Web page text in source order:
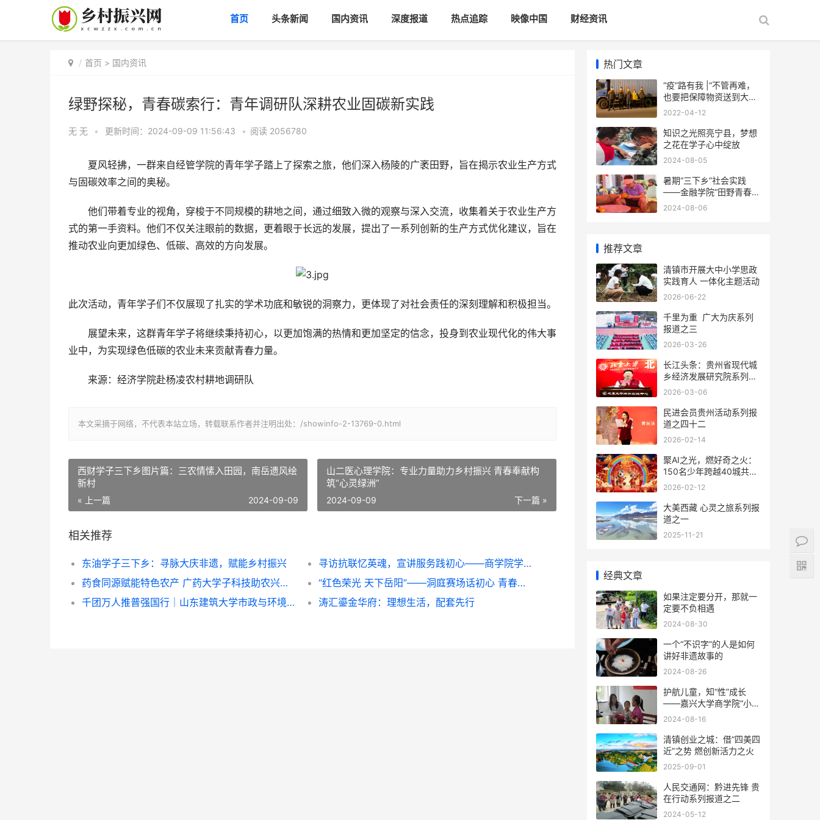
首页 头条新闻 国内资讯 深度报道 热点追踪 映像中国 财经资讯
首页 > 国内资讯
绿野探秘，青春碳索行：青年调研队深耕农业固碳新实践
无 无 • 更新时间：2024-09-09 11:56:43 • 阅读 2056780
夏风轻拂，一群来自经管学院的青年学子踏上了探索之旅，他们深入杨陵的广袤田野，旨在揭示农业生产方式
与固碳效率之间的奥秘。
他们带着专业的视角，穿梭于不同规模的耕地之间，通过细致入微的观察与深入交流，收集着关于农业生产方
式的第一手资料。他们不仅关注眼前的数据，更着眼于长远的发展，提出了一系列创新的生产方式优化建议，旨在
推动农业向更加绿色、低碳、高效的方向发展。
此次活动，青年学子们不仅展现了扎实的学术功底和敏锐的洞察力，更体现了对社会责任的深刻理解和积极担当。
展望未来，这群青年学子将继续秉持初心，以更加饱满的热情和更加坚定的信念，投身到农业现代化的伟大事
业中，为实现绿色低碳的农业未来贡献青春力量。
来源：经济学院赴杨凌农村耕地调研队
本文采摘于网络，不代表本站立场，转载联系作者并注明出处：/showinfo-2-13769-0.html
西财学子三下乡图片篇：三农情愫入田园，南岳遗风绘
新村
« 上一篇 2024-09-09
山二医心理学院：专业力量助力乡村振兴 青春奉献构
筑“心灵绿洲”
下一篇 »
2024-09-09
相关推荐
东油学子三下乡：寻脉大庆非遗，赋能乡村振兴
寻访抗联忆英魂，宣讲服务践初心——商学院学生团队三下乡纪实
药食同源赋能特色农产 广药大学子科技助农兴乡——广东药科大学中药学院“紫酝兴乡”突击队赴云浮市天堂镇开展暑期三下乡实践
“红色荣光 天下岳阳”——洞庭赛场话初心 青春作品传家国
千团万人推普强国行｜山东建筑大学市政与环境工程学院“语润新声·筑美疆来”志愿服务队赴莎车县开展实践活动
​涛汇鎏金华府：理想生活，配套先行
热门文章
“疫”路有我 |“不管再难，
也要把保障物资送到大家
手上”
2022-04-12
知识之光照亮宁县，梦想
之花在学子心中绽放
2024-08-05
暑期“三下乡”社会实践
——金融学院“田野青春
队”赴怀远县徐圩乡梨园村
2024-08-06
推荐文章
清镇市开展大中小学思政
实践育人 一体化主题活动
2026-06-22
千里为重 广大为庆系列
报道之三
2026-03-26
长江头条：贵州省现代城
乡经济发展研究院系列报
道之一
2026-03-06
民进会员贵州活动系列报
道之四十二
2026-02-14
聚AI之光，燃好奇之火：
150名少年跨越40城共创
首届少儿AI春晚
2026-02-12
大美西藏 心灵之旅系列报
道之一
2025-11-21
经典文章
如果注定要分开，那就一
定要不负相遇
2024-08-30
一个“不识字”的人是如何
讲好非遗故事的
2024-08-26
护航儿童，知“性”成长
——嘉兴大学商学院“小樱
淘”志愿团队暑期社会实践
2024-08-16
清镇创业之城：借“四美四
近”之势 燃创新活力之火​
2025-09-01
人民交通网：黔进先锋 贵
在行动系列报道之二
2024-05-12